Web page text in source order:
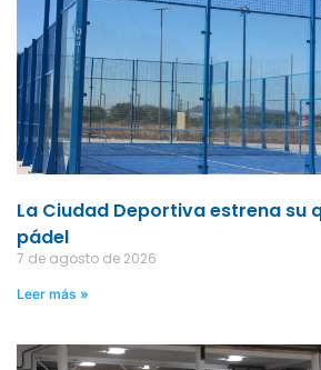
La Ciudad Deportiva estrena su
pádel
7 de agosto de 2026
Leer más »